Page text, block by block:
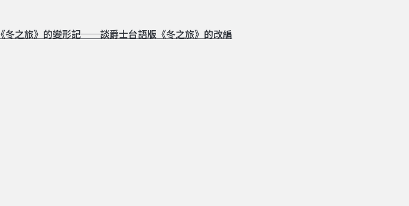
《冬之旅》的變形記──談爵士台語版《冬之旅》的改編